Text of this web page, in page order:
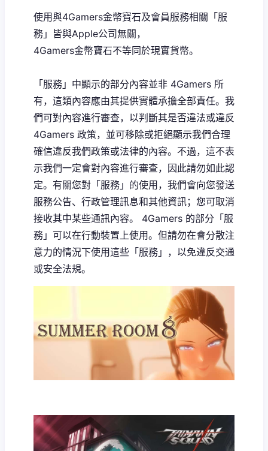
使用與4Gamers金幣寶石及會員服務相關「服
務」皆與Apple公司無關，
4Gamers金幣寶石不等同於現實貨幣。
「服務」中顯示的部分內容並非 4Gamers 所
有，這類內容應由其提供實體承擔全部責任。我
們可對內容進行審查，以判斷其是否違法或違反
4Gamers 政策，並可移除或拒絕顯示我們合理
確信違反我們政策或法律的內容。不過，這不表
示我們一定會對內容進行審查，因此請勿如此認
定。有關您對「服務」的使用，我們會向您發送
服務公告、行政管理訊息和其他資訊；您可取消
接收其中某些通訊內容。 4Gamers 的部分「服
務」可以在行動裝置上使用。但請勿在會分散注
意力的情況下使用這些「服務」，以免違反交通
或安全法規。